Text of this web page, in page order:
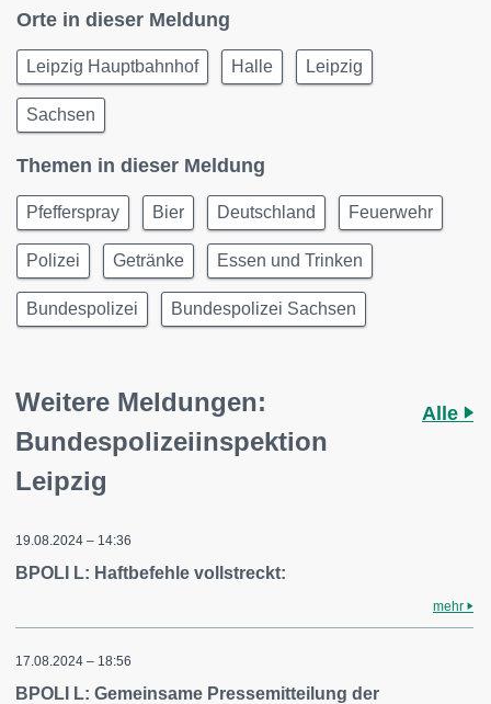
Orte in dieser Meldung
Leipzig Hauptbahnhof Halle Leipzig
Sachsen
Themen in dieser Meldung
Pfefferspray Bier Deutschland Feuerwehr
Polizei Getränke Essen und Trinken
Bundespolizei Bundespolizei Sachsen
Weitere Meldungen:
Bundespolizeiinspektion
Leipzig
Alle
19.08.2024 – 14:36
BPOLI L: Haftbefehle vollstreckt:
mehr
17.08.2024 – 18:56
BPOLI L: Gemeinsame Pressemitteilung der